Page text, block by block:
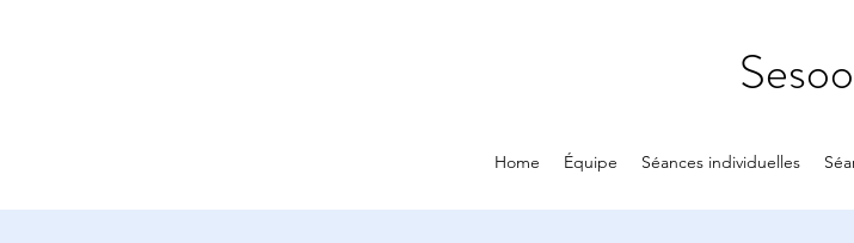
Home Équipe Séances individuelles